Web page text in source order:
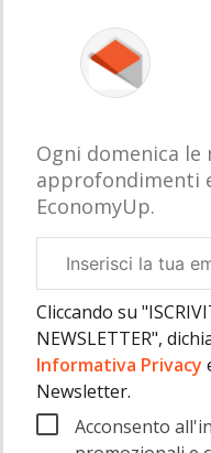
Ogni domenica le
approfondimenti
EconomyUp.
aziendale
Cliccando su
NEWSLETTER",
Informativa Privacy
Newsletter.
Acconsento